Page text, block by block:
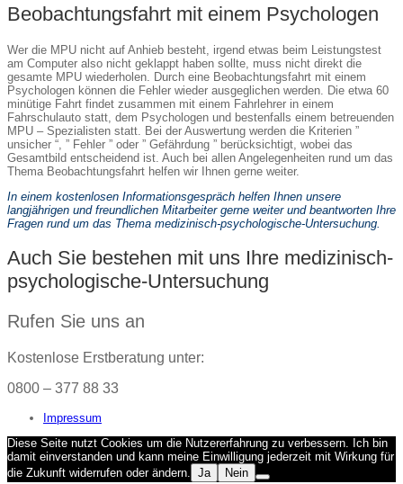
Beobachtungsfahrt mit einem Psychologen
Wer die MPU nicht auf Anhieb besteht, irgend etwas beim Leistungstest
am Computer also nicht geklappt haben sollte, muss nicht direkt die
gesamte MPU wiederholen. Durch eine Beobachtungsfahrt mit einem
Psychologen können die Fehler wieder ausgeglichen werden. Die etwa 60
minütige Fahrt findet zusammen mit einem Fahrlehrer in einem
Fahrschulauto statt, dem Psychologen und bestenfalls einem betreuenden
MPU – Spezialisten statt. Bei der Auswertung werden die Kriterien ”
unsicher “, ” Fehler ” oder ” Gefährdung ” berücksichtigt, wobei das
Gesamtbild entscheidend ist. Auch bei allen Angelegenheiten rund um das
Thema Beobachtungsfahrt helfen wir Ihnen gerne weiter.
In einem kostenlosen Informationsgespräch helfen Ihnen unsere
langjährigen und freundlichen Mitarbeiter gerne weiter und beantworten Ihre
Fragen rund um das Thema medizinisch-psychologische-Untersuchung.
Auch Sie bestehen mit uns Ihre medizinisch-
psychologische-Untersuchung
Rufen Sie uns an
Kostenlose Erstberatung unter:
0800 – 377 88 33
Impressum
Diese Seite nutzt Cookies um die Nutzererfahrung zu verbessern. Ich bin
damit einverstanden und kann meine Einwilligung jederzeit mit Wirkung für
die Zukunft widerrufen oder ändern.
Ja Nein